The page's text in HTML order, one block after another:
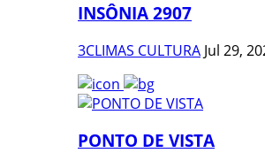
INSÔNIA 2907
3CLIMAS CULTURA Jul 29,
PONTO DE VISTA